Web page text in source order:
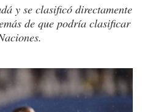
y se clasificó directamente
de que podría clasificar